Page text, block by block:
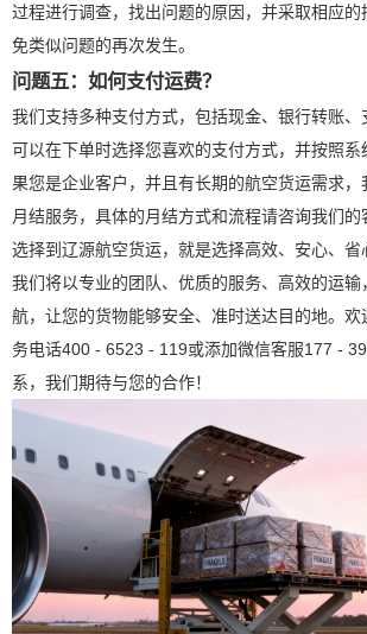
过程进行调查，找出问题的原因，并采取相应
免类似问题的再次发生。
问题五：如何支付运费？
我们支持多种支付方式，包括现金、银行转账、
可以在下单时选择您喜欢的支付方式，并按照系
果您是企业客户，并且有长期的航空货运需求
月结服务，具体的月结方式和流程请咨询我们的
选择到辽源航空货运，就是选择高效、安心、省
我们将以专业的团队、优质的服务、高效的运输
航，让您的货物能够安全、准时送达目的地。欢
务电话400 - 6523 - 119或添加微信客服177 -
系，我们期待与您的合作！